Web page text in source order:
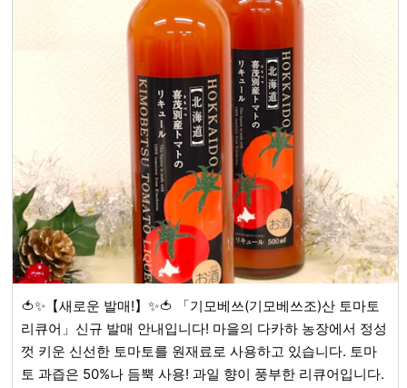
🍅✨【새로운 발매!】✨🍅 「기모베쓰(기모베쓰조)산 토마토
리큐어」신규 발매 안내입니다! 마을의 다카하 농장에서 정성
껏 키운 신선한 토마토를 원재료로 사용하고 있습니다. 토마
토 과즙은 50%나 듬뿍 사용! 과일 향이 풍부한 리큐어입니다.